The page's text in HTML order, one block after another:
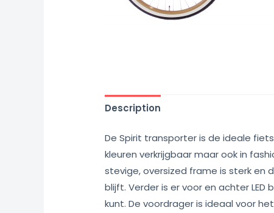
Description
De Spirit transporter is de ideale
kleuren verkrijgbaar maar ook in
stevige, oversized frame is sterk en
blijft. Verder is er voor en achter
kunt. De voordrager is ideaal voor